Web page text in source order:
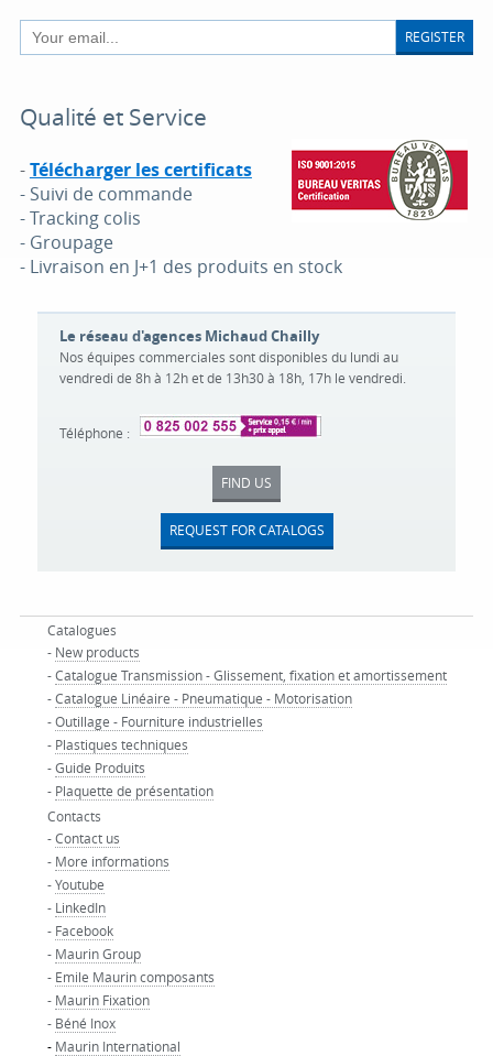
REGISTER
Qualité et Service
-Télécharger les certificats
- Suivi de commande
- Tracking colis
- Groupage
- Livraison en J+1 des produits en stock
Le réseau d'agences Michaud Chailly
Nos équipes commerciales sont disponibles du lundi au
vendredi de 8h à 12h et de 13h30 à 18h, 17h le vendredi.
Téléphone :
FIND US
REQUEST FOR CATALOGS
Catalogues
- New products
-Catalogue Transmission - Glissement, fixation et amortissement
-Catalogue Linéaire - Pneumatique - Motorisation
-Outillage - Fourniture industrielles
- Plastiques techniques
-Guide Produits
- Plaquette de présentation
Contacts
-Contact us
- More informations
-Youtube
- LinkedIn
- Facebook
- Maurin Group
- Emile Maurin composants
- Maurin Fixation
- Béné Inox
- Maurin International